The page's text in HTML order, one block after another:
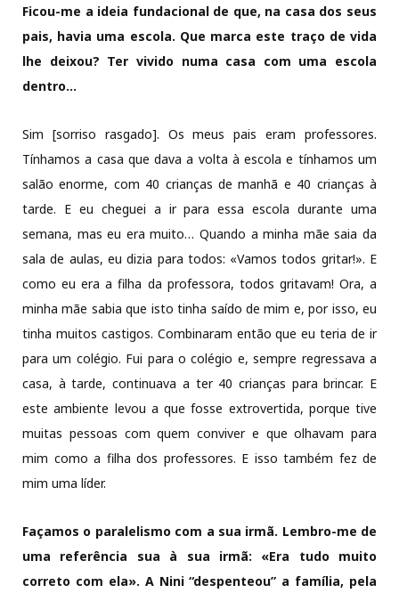
Ficou-me a ideia fundacional de que, na casa dos seus
pais, havia uma escola. Que marca este traço de vida
lhe deixou? Ter vivido numa casa com uma escola
dentro…
Sim [sorriso rasgado]. Os meus pais eram professores.
Tínhamos a casa que dava a volta à escola e tínhamos um
salão enorme, com 40 crianças de manhã e 40 crianças à
tarde. E eu cheguei a ir para essa escola durante uma
semana, mas eu era muito… Quando a minha mãe saia da
sala de aulas, eu dizia para todos: «Vamos todos gritar!». E
como eu era a filha da professora, todos gritavam! Ora, a
minha mãe sabia que isto tinha saído de mim e, por isso, eu
tinha muitos castigos. Combinaram então que eu teria de ir
para um colégio. Fui para o colégio e, sempre regressava a
casa, à tarde, continuava a ter 40 crianças para brincar. E
este ambiente levou a que fosse extrovertida, porque tive
muitas pessoas com quem conviver e que olhavam para
mim como a filha dos professores. E isso também fez de
mim uma líder.
Façamos o paralelismo com a sua irmã. Lembro-me de
uma referência sua à sua irmã: «Era tudo muito
correto com ela». A Nini “despenteou” a família, pela